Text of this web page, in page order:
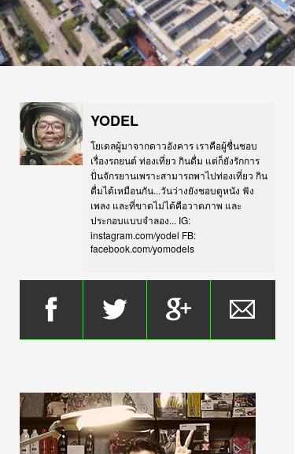
YODEL
โยเดลผู้มาจากดาวอังคาร เราคือผู้ชื่นชอบ
เรื่องรถยนต์ ท่องเที่ยว กินดื่ม แต่ก็ยังรักการ
ปั่นจักรยานเพราะสามารถพาไปท่องเที่ยว กิน
ดื่มได้เหมือนกัน...วันว่างยังชอบดูหนัง ฟัง
เพลง และที่ขาดไม่ได้คือวาดภาพ และ
ประกอบแบบจำลอง... IG:
instagram.com/yodel FB:
facebook.com/yomodels